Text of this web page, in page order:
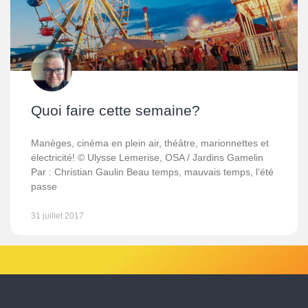
Quoi faire cette semaine?
Manèges, cinéma en plein air, théâtre, marionnettes et
électricité! © Ulysse Lemerise, OSA / Jardins Gamelin
Par : Christian Gaulin Beau temps, mauvais temps, l’été
passe
31 juillet 2017